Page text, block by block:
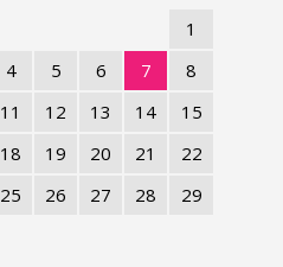
1
4 5 6 7
8
11 12 13 14
15
18 19 20 21
22
25 26 27 28
29